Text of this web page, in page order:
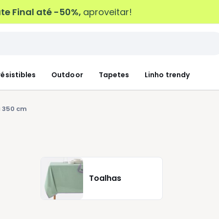
Final até -50%, aproveitar!
Outdoor Tapetes Linho trendy
cm
Toalhas